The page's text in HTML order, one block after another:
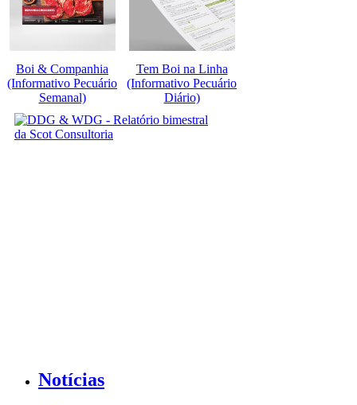
Boi & Companhia
(Informativo Pecuário
Semanal)
Tem Boi na Linha
(Informativo Pecuário
Diário)
Notícias